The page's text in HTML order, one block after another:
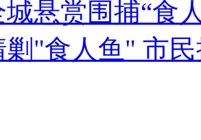
悬赏围捕“食
剿"食人鱼" 市